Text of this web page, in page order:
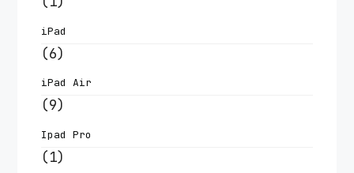
iPad
(6)
iPad Air
(9)
Ipad Pro
(1)